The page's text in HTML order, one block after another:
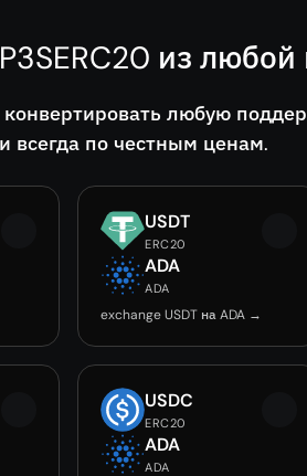
из
любую
всегда по честным ценам.
USDT
ERC20
ADA
ADA
exchange USDT на ADA →
USDC
ERC20
ADA
ADA